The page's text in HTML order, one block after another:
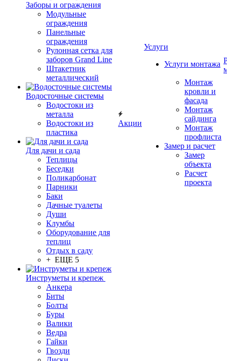
Заборы и ограждения
Модульные
ограждения
Панельные
ограждения
Рулонная сетка для
заборов Grand Line
Штакетник
металлический
Водосточные системы
Водостоки из
металла
Водостоки из
пластика
Для дачи и сада
Теплицы
Беседки
Поликарбонат
Парники
Баки
Дачные туалеты
Души
Клумбы
Оборудование для
теплиц
Отдых в саду
+ ЕЩЕ 5
Инструметы и крепеж
Анкера
Биты
Болты
Буры
Валики
Ведра
Гайки
Гвозди
Акции
Услуги
Услуги монтажа
Монтаж
кровли и
фасада
Монтаж
сайдинга
Монтаж
профлиста
Замер и расчет
Замер
объекта
Расчет
проекта